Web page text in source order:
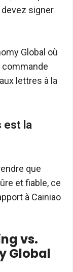
devez signer
Global où
commande
lettres à la
est la
que
et fiable, ce
à Cainiao
vs.
Global